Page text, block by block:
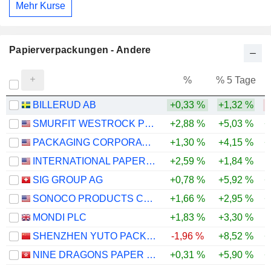
Mehr Kurse
Papierverpackungen - Andere
% % 5 Tage
BILLERUD AB +0,33 % +1,32 %
SMURFIT WESTROCK PLC
+2,88 % +5,03 %
PACKAGING CORPORATION OF AMERICA
+1,30 % +4,15 %
INTERNATIONAL PAPER COMPANY
+2,59 % +1,84 %
SIG GROUP AG
+0,78 % +5,92 %
SONOCO PRODUCTS COMPANY
+1,66 % +2,95 %
MONDI PLC
+1,83 % +3,30 %
SHENZHEN YUTO PACKAGING TECHNOLOGY CO., LTD.
-1,96 % +8,52 %
NINE DRAGONS PAPER (HOLDINGS) LIMITED
+0,31 % +5,90 %